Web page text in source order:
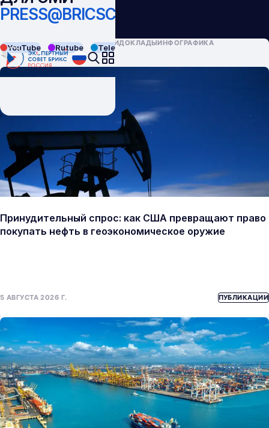
PRESS@BRICSCOUNCIL.RU
YouTube Rutube Telegram VK
ВСЕПУБЛИКАЦИИДОКЛАДЫИНФОГРАФИКА
Принудительный спрос: как США превращают право
покупать нефть в геоэкономическое оружие
5 АВГУСТА 2026 Г. ПУБЛИКАЦИИ